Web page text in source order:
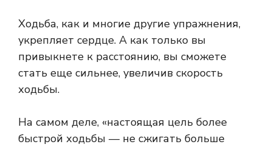
Ходьба, как и многие другие упражнения,
укрепляет сердце. А как только вы
привыкнете к расстоянию, вы сможете
стать еще сильнее, увеличив скорость
ходьбы.
На самом деле, «настоящая цель более
быстрой ходьбы — не сжигать больше